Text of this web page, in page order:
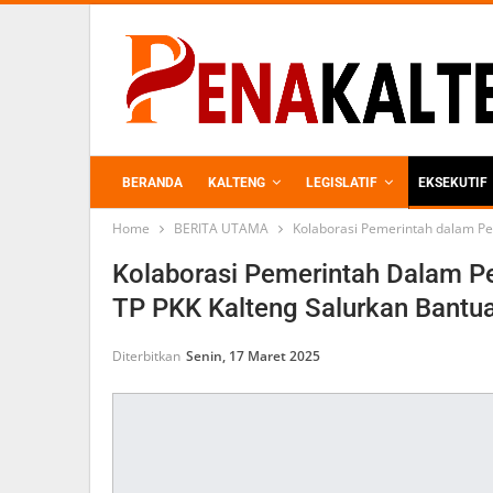
BERANDA KALTENG LEGISLATIF EKSEKUTIF
PERKEBUNAN
Home BERITA UTAMA Kolaborasi Pemerintah dalam
Kolaborasi Pemerintah Dalam
TP PKK Kalteng Salurkan
Diterbitkan Senin, 17 Maret 2025